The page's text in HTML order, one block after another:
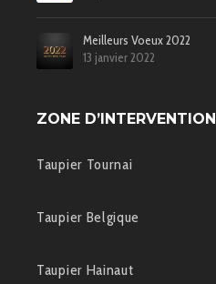
Meilleurs Voeux 2022
13 janvier 2022
ZONE D’INTERVENTION
Taupier Tournai
Taupier Belgique
Taupier Hainaut